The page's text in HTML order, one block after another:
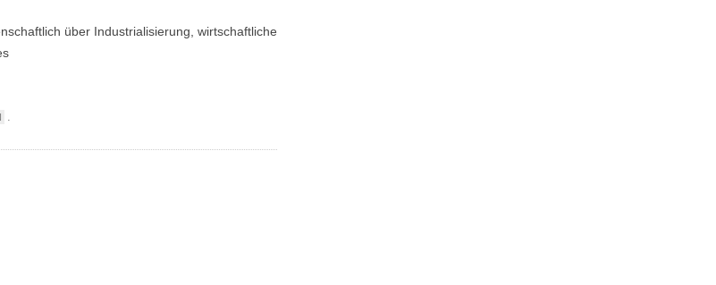
über Industrialisierung, wirtschaftliche
.